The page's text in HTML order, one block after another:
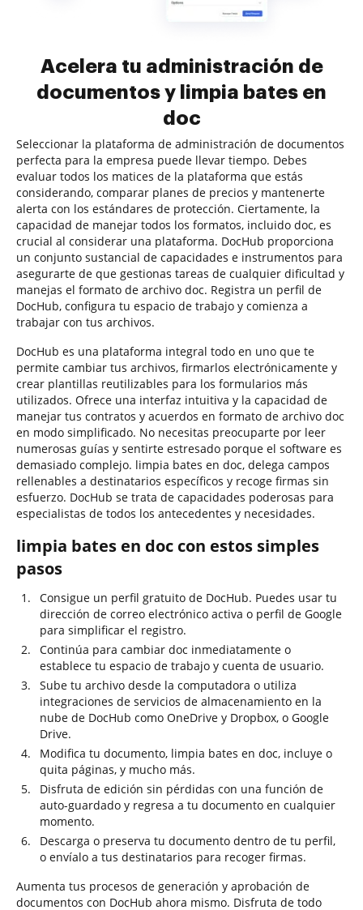
Acelera tu administración de
documentos y limpia bates en
doc
Seleccionar la plataforma de administración de documentos
perfecta para la empresa puede llevar tiempo. Debes
evaluar todos los matices de la plataforma que estás
considerando, comparar planes de precios y mantenerte
alerta con los estándares de protección. Ciertamente, la
capacidad de manejar todos los formatos, incluido doc, es
crucial al considerar una plataforma. DocHub proporciona
un conjunto sustancial de capacidades e instrumentos para
asegurarte de que gestionas tareas de cualquier dificultad y
manejas el formato de archivo doc. Registra un perfil de
DocHub, configura tu espacio de trabajo y comienza a
trabajar con tus archivos.
DocHub es una plataforma integral todo en uno que te
permite cambiar tus archivos, firmarlos electrónicamente y
crear plantillas reutilizables para los formularios más
utilizados. Ofrece una interfaz intuitiva y la capacidad de
manejar tus contratos y acuerdos en formato de archivo doc
en modo simplificado. No necesitas preocuparte por leer
numerosas guías y sentirte estresado porque el software es
demasiado complejo. limpia bates en doc, delega campos
rellenables a destinatarios específicos y recoge firmas sin
esfuerzo. DocHub se trata de capacidades poderosas para
especialistas de todos los antecedentes y necesidades.
limpia bates en doc con estos simples
pasos
Consigue un perfil gratuito de DocHub. Puedes usar tu
dirección de correo electrónico activa o perfil de Google
para simplificar el registro.
Continúa para cambiar doc inmediatamente o
establece tu espacio de trabajo y cuenta de usuario.
Sube tu archivo desde la computadora o utiliza
integraciones de servicios de almacenamiento en la
nube de DocHub como OneDrive y Dropbox, o Google
Drive.
Modifica tu documento, limpia bates en doc, incluye o
quita páginas, y mucho más.
Disfruta de edición sin pérdidas con una función de
auto-guardado y regresa a tu documento en cualquier
momento.
Descarga o preserva tu documento dentro de tu perfil,
o envíalo a tus destinatarios para recoger firmas.
Aumenta tus procesos de generación y aprobación de
documentos con DocHub ahora mismo. Disfruta de todo